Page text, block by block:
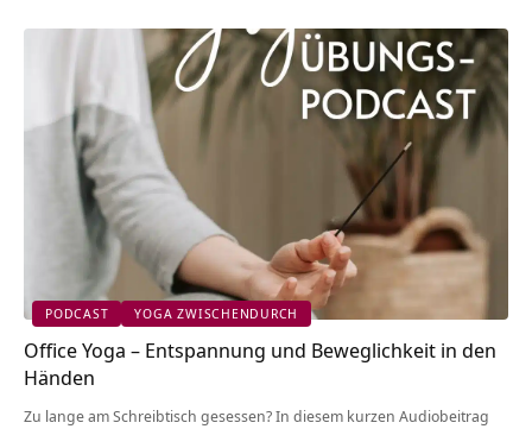
PODCAST YOGA ZWISCHENDURCH
Office Yoga – Entspannung und Beweglichkeit in den
Händen
Zu lange am Schreibtisch gesessen? In diesem kurzen Audiobeitrag